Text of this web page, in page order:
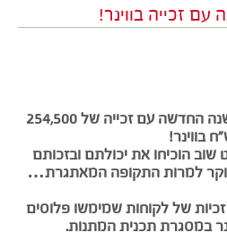
עם זכייה בווינר!
החדשה עם זכייה של 254,500
בווינר!
הוכיחו את יכולתם ובזכותם
למרות התקופה המאתגרת…
של לקוחות שמימשו פלוסים
במסגרת תכנית המתנות.